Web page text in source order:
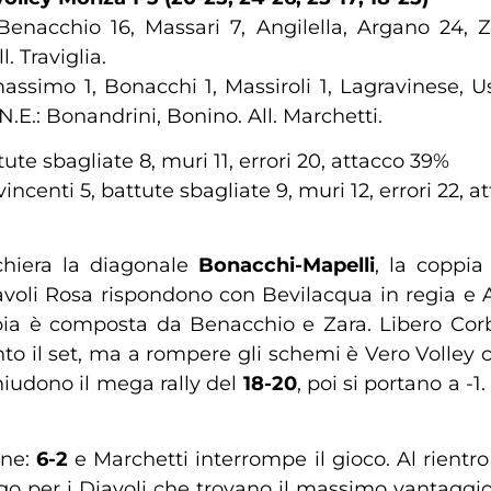
16, Massari 7, Angilella, Argano 24,
Traviglia.
1, Bonacchi 1, Massiroli 1, Lagravinese,
Bonandrini, Bonino. All. Marchetti.
sbagliate 8, muri 11, errori 20, attacco 39%
5, battute sbagliate 9, muri 12, errori 22,
la diagonale Bonacchi-Mapelli, la
Rosa rispondono con Bevilacqua in regia
è composta da Benacchio e Zara. Libero
il set, ma a rompere gli schemi è Vero Volley
il mega rally del 18-20, poi si portano a -
6-2 e Marchetti interrompe il gioco. Al